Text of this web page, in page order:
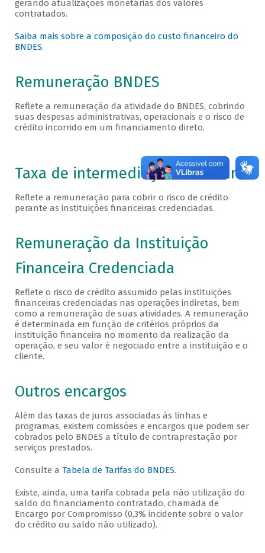
gerando atualizações monetárias dos valores
contratados.
Saiba mais sobre a composição do custo financeiro do
BNDES.
Remuneração BNDES
Reflete a remuneração da atividade do BNDES, cobrindo
suas despesas administrativas, operacionais e o risco de
crédito incorrido em um financiamento direto.
Taxa de intermediação financeira
Reflete a remuneração para cobrir o risco de crédito
perante as instituições financeiras credenciadas.
Remuneração da Instituição
Financeira Credenciada
Reflete o risco de crédito assumido pelas instituições
financeiras credenciadas nas operações indiretas, bem
como a remuneração de suas atividades. A remuneração
é determinada em função de critérios próprios da
instituição financeira no momento da realização da
operação, e seu valor é negociado entre a instituição e o
cliente.
Outros encargos
Além das taxas de juros associadas às linhas e
programas, existem comissões e encargos que podem ser
cobrados pelo BNDES a título de contraprestação por
serviços prestados.
Consulte a Tabela de Tarifas do BNDES.
Existe, ainda, uma tarifa cobrada pela não utilização do
saldo do financiamento contratado, chamada de
Encargo por Compromisso (0,3% incidente sobre o valor
do crédito ou saldo não utilizado).